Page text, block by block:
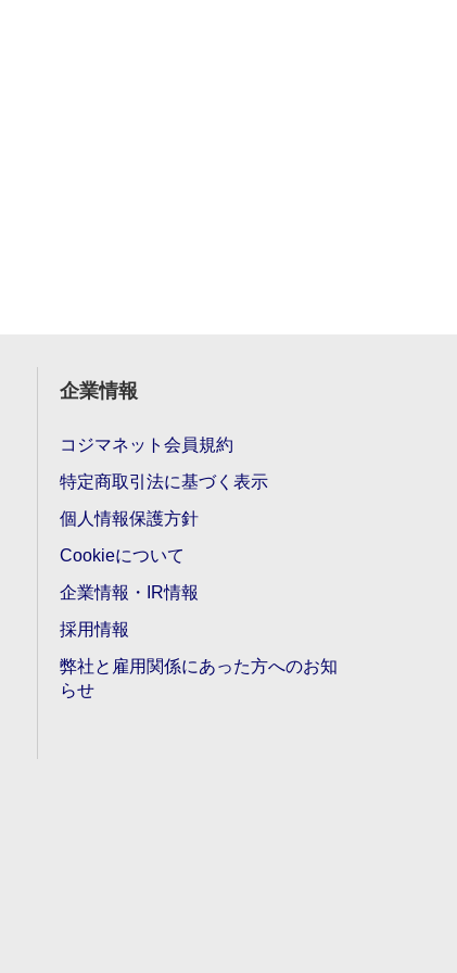
企業情報
コジマネット会員規約
特定商取引法に基づく表示
個人情報保護方針
Cookieについて
企業情報・IR情報
採用情報
弊社と雇用関係にあった方へのお知
らせ